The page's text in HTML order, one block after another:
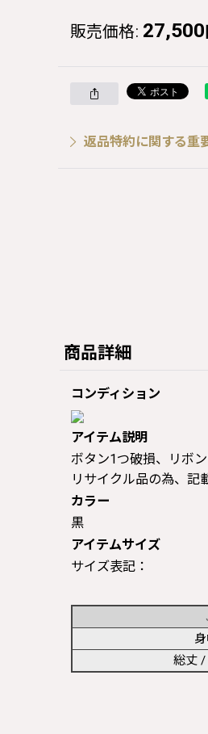
販売価格: 27,500
返品特約に関する重
商品詳細
コンディション
アイテム説明
ボタン1つ破損、リボ
リサイクル品の為、記
カラー
黒
アイテムサイズ
サイズ表記：
総丈 /